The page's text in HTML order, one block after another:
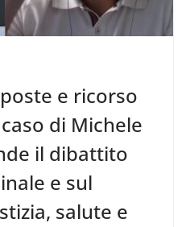
e ricorso
di Michele
il dibattito
e sul
salute e